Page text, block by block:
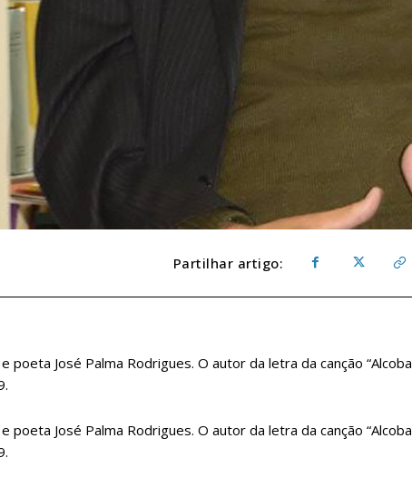
Partilhar artigo:
José Palma Rodrigues. O autor da letra da canção
José Palma Rodrigues. O autor da letra da canção